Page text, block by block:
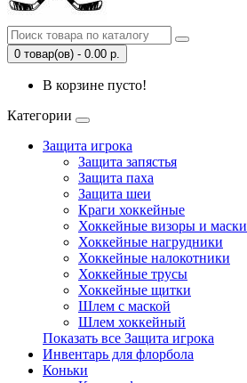
0 товар(ов) - 0.00 р.
В корзине пусто!
Категории
Защита игрока
Защита запястья
Защита паха
Защита шеи
Краги хоккейные
Хоккейные визоры и маски
Хоккейные нагрудники
Хоккейные налокотники
Хоккейные трусы
Хоккейные щитки
Шлем с маской
Шлем хоккейный
Показать все Защита игрока
Инвентарь для флорбола
Коньки